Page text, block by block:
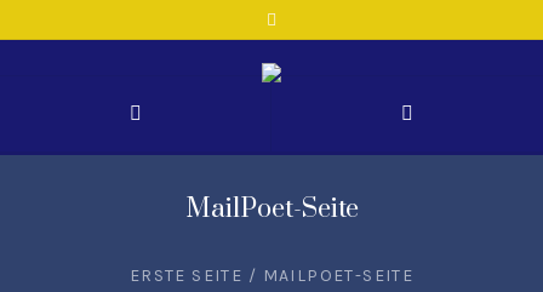
MailPoet-Seite
ERSTE SEITE / MAILPOET-SEITE